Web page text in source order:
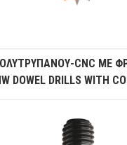
CNC ΜΕ
DOWEL DRILLS WITH